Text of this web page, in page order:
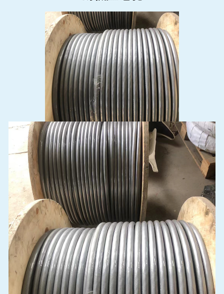
新闻动态
在线留言
联系我们